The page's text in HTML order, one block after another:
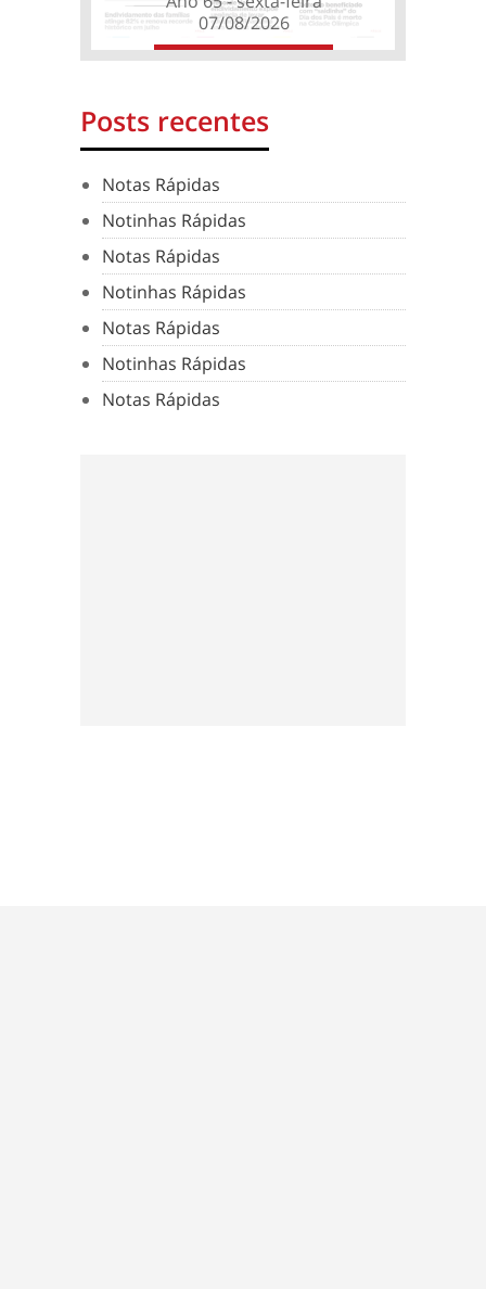
07/08/2026
Posts recentes
Notas Rápidas
Notinhas Rápidas
Notas Rápidas
Notinhas Rápidas
Notas Rápidas
Notinhas Rápidas
Notas Rápidas